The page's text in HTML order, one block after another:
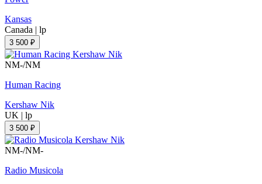
Kansas
Canada | lp
3 500 ₽
NM-/NM
Human Racing
Kershaw Nik
UK | lp
3 500 ₽
NM-/NM-
Radio Musicola